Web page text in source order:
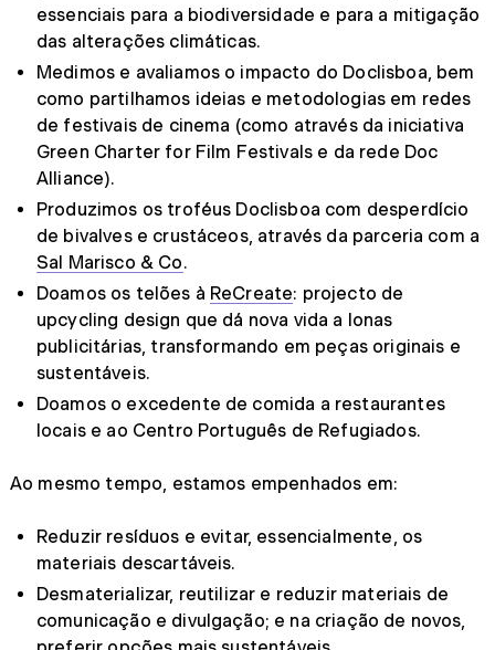
essenciais para a biodiversidade e para a mitigação
das alterações climáticas.
Medimos e avaliamos o impacto do Doclisboa, bem
como partilhamos ideias e metodologias em redes
de festivais de cinema (como através da iniciativa
Green Charter for Film Festivals e da rede Doc
Alliance).
Produzimos os troféus Doclisboa com desperdício
de bivalves e crustáceos, através da parceria com a
Sal Marisco & Co.
Doamos os telões à ReCreate: projecto de
upcycling design que dá nova vida a lonas
publicitárias, transformando em peças originais e
sustentáveis.
Doamos o excedente de comida a restaurantes
locais e ao Centro Português de Refugiados.
Ao mesmo tempo, estamos empenhados em:
Reduzir resíduos e evitar, essencialmente, os
materiais descartáveis.
Desmaterializar, reutilizar e reduzir materiais de
comunicação e divulgação; e na criação de novos,